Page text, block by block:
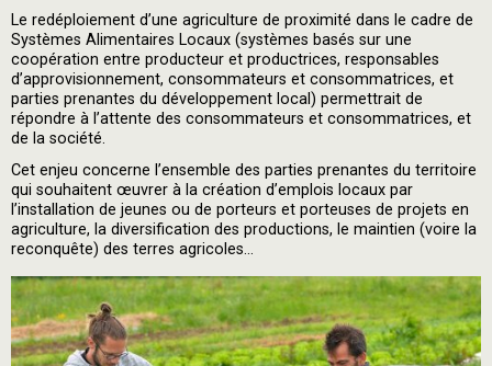
Le redéploiement d’une agriculture de proximité dans le cadre de
Systèmes Alimentaires Locaux (systèmes basés sur une
coopération entre producteur et productrices, responsables
d’approvisionnement, consommateurs et consommatrices, et
parties prenantes du développement local) permettrait de
répondre à l’attente des consommateurs et consommatrices, et
de la société.
Cet enjeu concerne l’ensemble des parties prenantes du territoire
qui souhaitent œuvrer à la création d’emplois locaux par
l’installation de jeunes ou de porteurs et porteuses de projets en
agriculture, la diversification des productions, le maintien (voire la
reconquête) des terres agricoles…